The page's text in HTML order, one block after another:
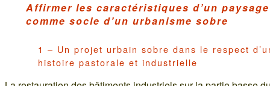
Affirmer les caractéristiques d’un paysage
comme socle d’un urbanisme sobre
1 – Un projet urbain sobre dans le respect
histoire pastorale et industrielle